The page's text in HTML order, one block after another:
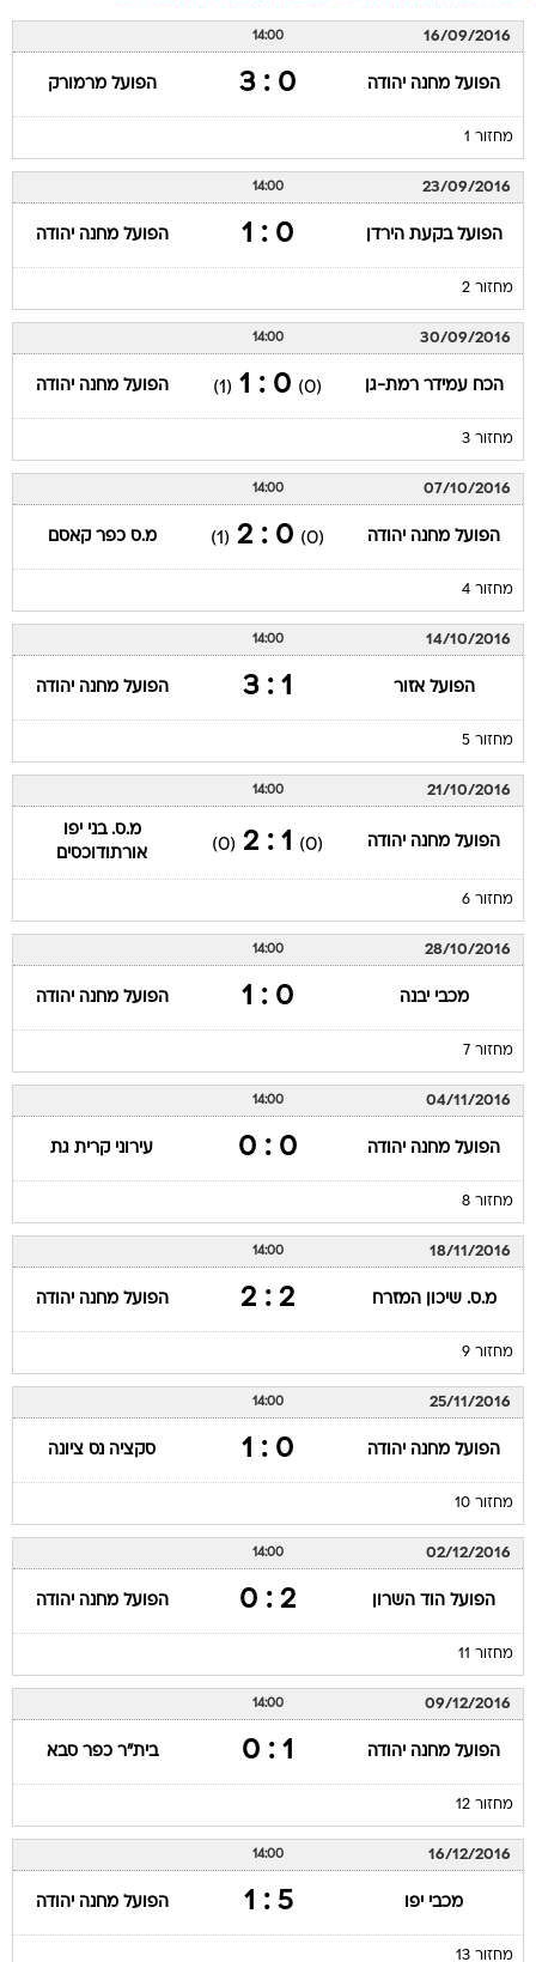
16/09/2016
14:00
הפועל מחנה יהודה 0 : 3 הפועל מרמורק
מחזור 1
23/09/2016
14:00
הפועל בקעת הירדן 0 : 1 הפועל מחנה יהודה
מחזור 2
30/09/2016
14:00
הכח עמידר רמת-גן (0)
0 : 1
(1) הפועל מחנה יהודה
מחזור 3
07/10/2016
14:00
הפועל מחנה יהודה (0)
0 : 2
(1) מ.ס כפר קאסם
מחזור 4
14/10/2016
14:00
הפועל אזור 1 : 3 הפועל מחנה יהודה
מחזור 5
21/10/2016
14:00
הפועל מחנה יהודה (0)
1 : 2
(0)
מ.ס. בני יפו
אורתודוכסים
מחזור 6
28/10/2016
14:00
מכבי יבנה 0 : 1 הפועל מחנה יהודה
מחזור 7
04/11/2016
14:00
הפועל מחנה יהודה 0 : 0 עירוני קרית גת
מחזור 8
18/11/2016
14:00
מ.ס. שיכון המזרח 2 : 2 הפועל מחנה יהודה
מחזור 9
25/11/2016
14:00
הפועל מחנה יהודה 0 : 1 סקציה נס ציונה
מחזור 10
02/12/2016
14:00
הפועל הוד השרון 2 : 0 הפועל מחנה יהודה
מחזור 11
09/12/2016
14:00
הפועל מחנה יהודה 1 : 0 בית"ר כפר סבא
מחזור 12
16/12/2016
14:00
מכבי יפו 5 : 1 הפועל מחנה יהודה
מחזור 13